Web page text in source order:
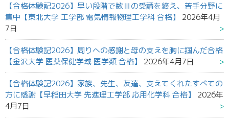
【合格体験記2026】早い段階で数Ⅲの受講を終え、苦手分野に
集中【東北大学 工学部 電気情報物理工学科 合格】
2026年4月
7日
【合格体験記2026】周りへの感謝と母の支えを胸に掴んだ合格
【金沢大学 医薬保健学域 医学類 合格】
2026年4月7日
【合格体験記2026】家族、先生、友達、支えてくれたすべての
方に感謝【早稲田大学 先進理工学部 応用化学科 合格】
2026年
4月7日